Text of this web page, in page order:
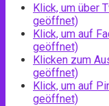
Klick, um über
geöffnet)
Klick, um auf
geöffnet)
Klicken zum
geöffnet)
Klick, um auf
geöffnet)